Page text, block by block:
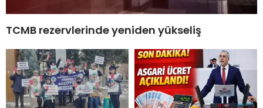
TCMB rezervlerinde yeniden yükseliş